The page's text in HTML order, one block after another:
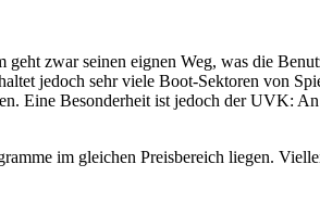
zwar seinen eignen Weg, was die
jedoch sehr viele Boot-Sektoren von
Eine Besonderheit ist jedoch der UVK:
im gleichen Preisbereich liegen.